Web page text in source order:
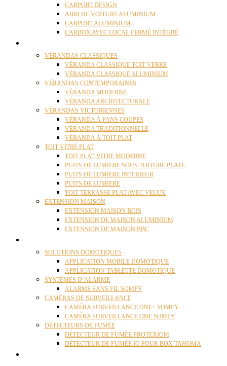
CARPORT DESIGN
ABRI DE VOITURE ALUMINIUM
CARPORT ALUMINIUM
CARBOX AVEC LOCAL FERMÉ INTÉGRÉ
VÉRANDAS CLASSIQUES
VÉRANDA CLASSIQUE TOIT VERRE
VÉRANDA CLASSIQUE ALUMINIUM
VÉRANDAS CONTEMPORAINES
VÉRANDA MODERNE
VÉRANDA ARCHITECTURALE
VÉRANDAS VICTORIENNES
VÉRANDA À PANS COUPÉS
VÉRANDA TRADITIONNELLE
VÉRANDA À TOIT PLAT
TOIT VITRÉ PLAT
TOIT PLAT VITRE MODERNE
PUITS DE LUMIERE SOUS TOITURE PLATE
PUITS DE LUMIERE INTERIEUR
PUITS DE LUMIERE
TOIT TERRASSE PLAT AVEC VELUX
EXTENSION MAISON
EXTENSION MAISON BOIS
EXTENSION DE MAISON ALUMINIUM
EXTENSION DE MAISON BBC
SOLUTIONS DOMOTIQUES
APPLICATION MOBILE DOMOTIQUE
APPLICATION TABLETTE DOMOTIQUE
SYSTÈMES D’ALARME
ALARME SANS FIL SOMFY
CAMÉRAS DE SURVEILLANCE
CAMÉRA SURVEILLANCE ONE+ SOMFY
CAMÉRA SURVEILLANCE ONE SOMFY
DÉTECTEURS DE FUMÉE
DÉTECTEUR DE FUMÉE PROTEXIOM
DÉTECTEUR DE FUMÉE IO POUR BOX TAHOMA